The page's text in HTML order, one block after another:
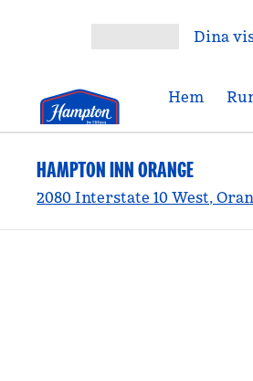
Dina
Hem
HAMPTON INN ORANGE
2080 Interstate 10 West,